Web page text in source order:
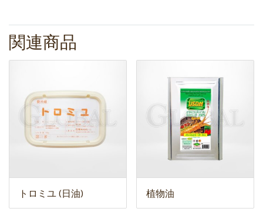
関連商品
トロミユ (日油) 植物油